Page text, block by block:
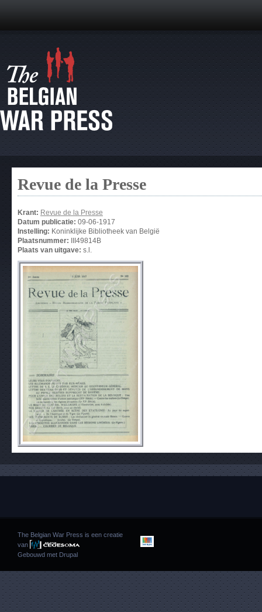
Revue de la Presse
Krant: Revue de la Presse
Datum publicatie: 09-06-1917
Instelling: Koninklijke Bibliotheek van België
Plaatsnummer:
III49814B
Plaats van uitgave: s.l.
The Belgian War Press is een creatie
van
Gebouwd met Drupal